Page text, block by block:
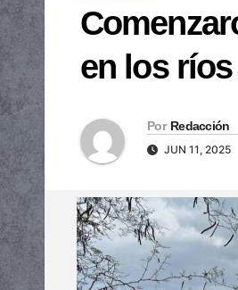
en los
Por Redacción
JUN 11, 2025